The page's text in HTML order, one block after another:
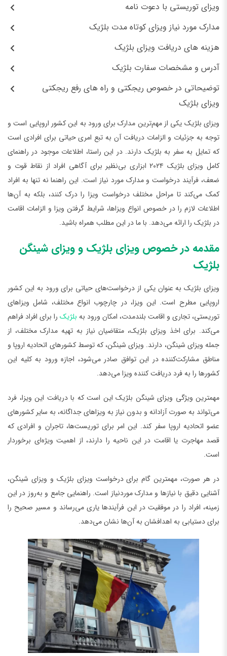
ویزای توریستی با دعوت‌ نامه
مدارک مورد نیاز ویزای کوتاه مدت بلژیک
هزینه‌ های دریافت ویزای بلژیک
آدرس و مشخصات سفارت بلژیک
توضیحاتی در خصوص ریجکتی و راه‌ های رفع ریجکتی
ویزای بلژیک
ویزای بلژیک یکی از مهم‌ترین مدارک برای ورود به این کشور اروپایی است و
توجه به جزئیات و الزامات دریافت آن به تبع امری حیاتی برای افرادی است
که تمایل به سفر به بلژیک دارند. در این راستا، اطلاعات موجود در راهنمای
کامل ویزای بلژیک ۲۰۲۴ ابزاری بی‌نظیر برای آگاهی افراد از نقاط قوت و
ضعف، فرآیند درخواست و مدارک مورد نیاز است. این راهنما نه تنها به افراد
کمک می‌کند تا مراحل مختلف درخواست ویزا را درک کنند، بلکه به آن‌ها
اطلاعات لازم را در خصوص انواع ویزاها، شرایط گرفتن ویزا و الزامات اقامت
در بلژیک را ارائه می‌دهد. با ما در این مطلب همراه باشید.
مقدمه در خصوص ویزای بلژیک و ویزای شینگن
بلژیک
ویزای بلژیک به عنوان یکی از درخواست‌های حیاتی برای ورود به این کشور
اروپایی مطرح است. این ویزا، در چارچوب انواع مختلف، شامل ویزاهای
توریستی، تجاری و اقامت بلندمدت، امکان ورود به بلژیک را برای افراد فراهم
می‌کند. برای اخذ ویزای بلژیک، متقاضیان نیاز به تهیه مدارک مختلف، از
جمله ویزای شینگن، دارند. ویزای شینگن، که توسط کشورهای اتحادیه اروپا و
مناطق مشارکت‌کننده در این توافق صادر می‌شود، اجازه ورود به کلیه این
کشورها را به فرد دریافت کننده ویزا می‌دهد.
مهمترین ویژگی ویزای شینگن بلژیک این است که با دریافت این ویزا، فرد
می‌تواند به صورت آزادانه و بدون نیاز به ویزاهای جداگانه، به سایر کشورهای
عضو اتحادیه اروپا سفر کند. این امر برای توریست‌ها، تاجران و افرادی که
قصد مهاجرت یا اقامت در این ناحیه را دارند، از اهمیت ویژه‌ای برخوردار
است.
در هر صورت، مهمترین گام برای درخواست ویزای بلژیک و ویزای شینگن،
آشنایی دقیق با نیازها و مدارک موردنیاز است. راهنمایی جامع و به‌روز در این
زمینه، افراد را در موفقیت در این فرآیندها یاری می‌رساند و مسیر صحیح را
برای دستیابی به اهدافشان به آن‌ها نشان می‌دهد.